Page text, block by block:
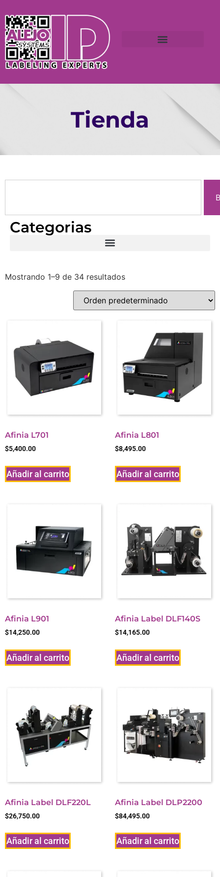
Tienda
Categorias
Mostrando 1–9 de 34 resultados
Afinia L701
$5,400.00
Añadir al carrito
Afinia L801
$8,495.00
Añadir al carrito
Afinia L901
$14,250.00
Añadir al carrito
Afinia Label DLF140S
$14,165.00
Añadir al carrito
Afinia Label DLF220L
$26,750.00
Añadir al carrito
Afinia Label DLP2200
$84,495.00
Añadir al carrito